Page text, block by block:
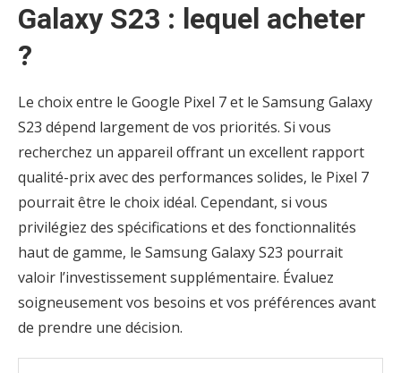
Galaxy S23 : lequel acheter
?
Le choix entre le Google Pixel 7 et le Samsung Galaxy
S23 dépend largement de vos priorités. Si vous
recherchez un appareil offrant un excellent rapport
qualité-prix avec des performances solides, le Pixel 7
pourrait être le choix idéal. Cependant, si vous
privilégiez des spécifications et des fonctionnalités
haut de gamme, le Samsung Galaxy S23 pourrait
valoir l’investissement supplémentaire. Évaluez
soigneusement vos besoins et vos préférences avant
de prendre une décision.